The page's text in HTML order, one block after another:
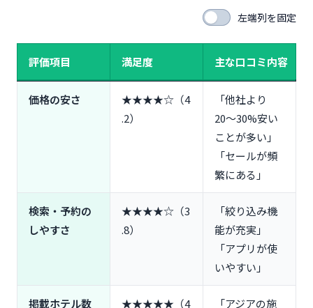
Q1. Agodaは本当に安全？詐欺サイトではない？
Q4. Agodaと直接予約、どちらが安い？
Q6. キャンセル料は返金される？
まとめ：Agodaの評判から分かった「賢い使い方」
左端列を固定
評価項目 満足度 主な口コミ内容
価格の安さ
★★★★☆（4
.2）
「他社より
20〜30%安い
ことが多い」
「セールが頻
繁にある」
検索・予約の
しやすさ
★★★★☆（3
.8）
「絞り込み機
能が充実」
「アプリが使
いやすい」
掲載ホテル数 ★★★★★（4 「アジアの施